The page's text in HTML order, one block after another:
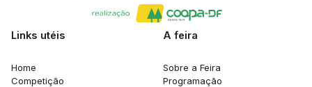
Links utéis
Home
Competição
A feira
Sobre a Feira
Programação